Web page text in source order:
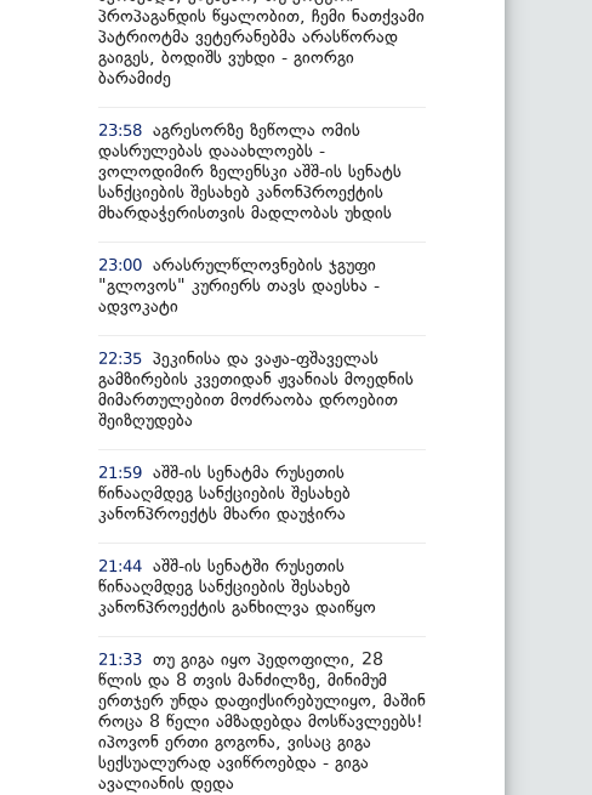
პროპაგანდის წყალობით, ჩემი ნათქვამი
პატრიოტმა ვეტერანებმა არასწორად
გაიგეს, ბოდიშს ვუხდი - გიორგი
ბარამიძე
23:58 აგრესორზე ზეწოლა ომის
დასრულებას დააახლოებს -
ვოლოდიმირ ზელენსკი აშშ-ის სენატს
სანქციების შესახებ კანონპროექტის
მხარდაჭერისთვის მადლობას უხდის
23:00 არასრულწლოვნების ჯგუფი
"გლოვოს" კურიერს თავს დაესხა -
ადვოკატი
22:35 პეკინისა და ვაჟა-ფშაველას
გამზირების კვეთიდან ჟვანიას მოედნის
მიმართულებით მოძრაობა დროებით
შეიზღუდება
21:59 აშშ-ის სენატმა რუსეთის
წინააღმდეგ სანქციების შესახებ
კანონპროექტს მხარი დაუჭირა
21:44 აშშ-ის სენატში რუსეთის
წინააღმდეგ სანქციების შესახებ
კანონპროექტის განხილვა დაიწყო
21:33 თუ გიგა იყო პედოფილი, 28
წლის და 8 თვის მანძილზე, მინიმუმ
ერთჯერ უნდა დაფიქსირებულიყო, მაშინ
როცა 8 წელი ამზადებდა მოსწავლეებს!
იპოვონ ერთი გოგონა, ვისაც გიგა
სექსუალურად ავიწროებდა - გიგა
ავალიანის დედა